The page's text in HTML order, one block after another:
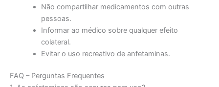
Não compartilhar medicamentos com outras
pessoas.
Informar ao médico sobre qualquer efeito
colateral.
Evitar o uso recreativo de anfetaminas.
FAQ – Perguntas Frequentes